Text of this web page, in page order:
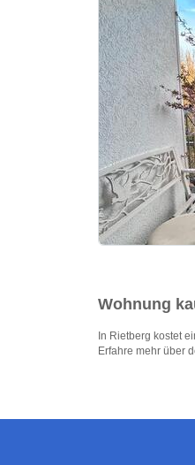
Wohnung
In Rietberg kostet
Erfahre mehr über